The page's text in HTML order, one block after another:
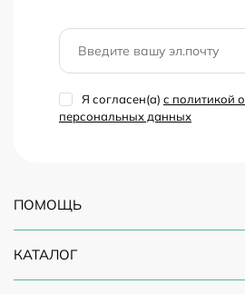
Я согласен(a) с политикой
персональных данных
ПОМОЩЬ
КАТАЛОГ